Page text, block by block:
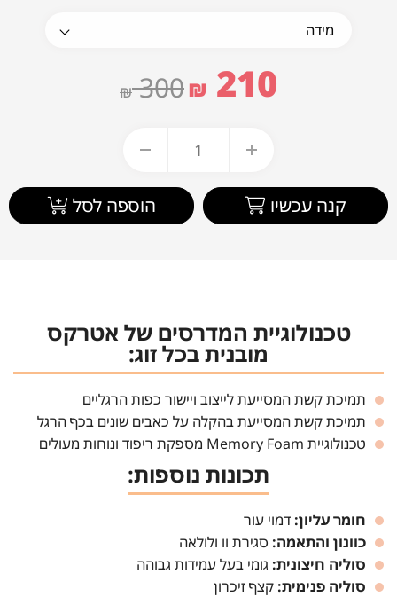
210
₪
300
₪
קנה עכשיו הוספה לסל
טכנולוגיית המדרסים של אטרקס
מובנית בכל זוג:
תמיכת קשת המסייעת לייצוב ויישור כפות הרגליים
תמיכת קשת המסייעת בהקלה על כאבים שונים בכף הרגל
טכנולוגיית Memory Foam מספקת ריפוד ונוחות מעולים
תכונות נוספות:
חומר עליון: דמוי עור
כוונון והתאמה: סגירת וו ולולאה
סוליה חיצונית: גומי בעל עמידות גבוהה
סוליה פנימית: קצף זיכרון